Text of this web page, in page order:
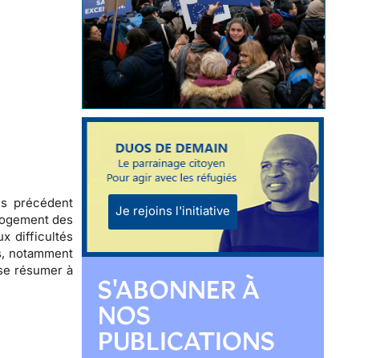
précédent
des
difficultés
notamment
résumer à
Je rejoins l'initiative
S'ABONNER À
NOS
PUBLICATIONS